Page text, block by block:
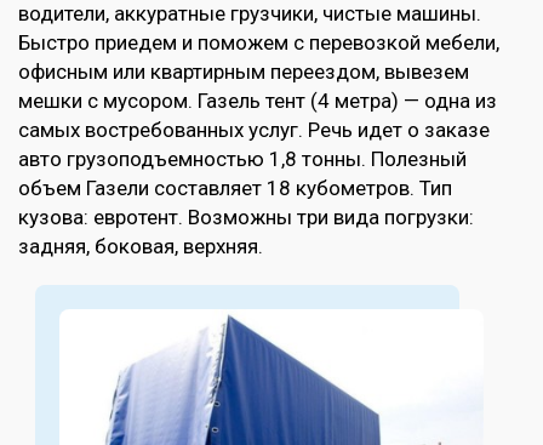
водители, аккуратные грузчики, чистые машины.
Быстро приедем и поможем с перевозкой мебели,
офисным или квартирным переездом, вывезем
мешки с мусором. Газель тент (4 метра) — одна из
самых востребованных услуг. Речь идет о заказе
авто грузоподъемностью 1,8 тонны. Полезный
объем Газели составляет 18 кубометров. Тип
кузова: евротент. Возможны три вида погрузки:
задняя, боковая, верхняя.